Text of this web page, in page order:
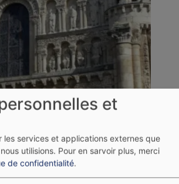
l'escapade à Poitiers
à Poitiers, les 11 et 12 juin
et
les services et applications externes que
utilisions. Pour en sarvoir plus, merci
de confidentialité.